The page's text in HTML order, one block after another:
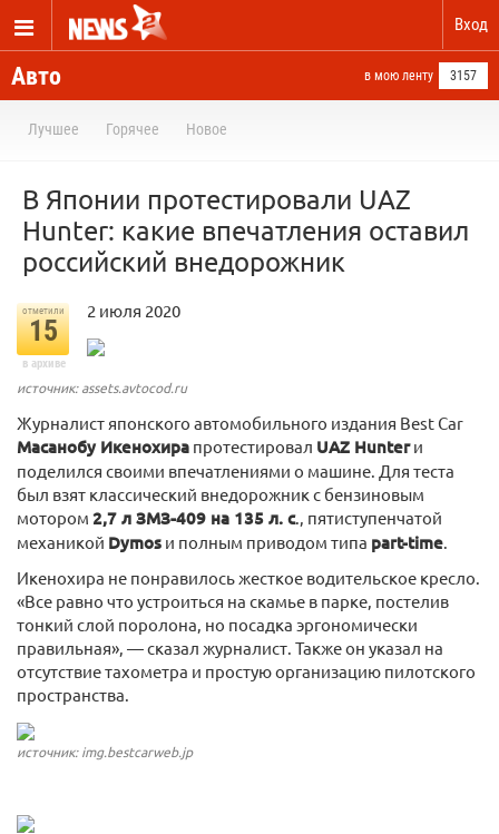
Вход
Авто в мою ленту 3157
Лучшее Горячее Новое
В Японии протестировали UAZ
Hunter: какие впечатления оставил
российский внедорожник
отметили
15
в архиве
2 июля 2020
источник: assets.avtocod.ru
Журналист японского автомобильного издания Best Car
Масанобу Икенохира протестировал UAZ Hunterи
поделился своими впечатлениями о машине. Для теста
был взят классический внедорожник с бензиновым
мотором 2,7 л ЗМЗ-409 на 135 л. с., пятиступенчатой
механикой Dymos и полным приводом типа part-time.
Икенохира не понравилось жесткое водительское кресло.
«Все равно что устроиться на скамье в парке, постелив
тонкий слой поролона, но посадка эргономически
правильная», — сказал журналист. Также он указал на
отсутствие тахометра и простую организацию пилотского
пространства.
источник: img.bestcarweb.jp